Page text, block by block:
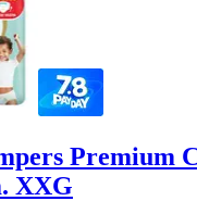
Premium
XXG